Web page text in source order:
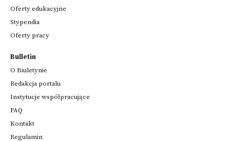
Oferty edukacyjne
Stypendia
Oferty pracy
Bulletin
O Biuletynie
Redakcja portalu
Instytucje współpracujące
FAQ
Kontakt
Regulamin